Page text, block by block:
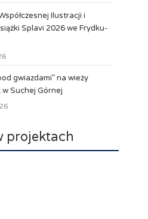
Ilustracji i
Splavi 2026 we Frydku-
gwiazdami” na wieży
w Suchej Górnej
projektach